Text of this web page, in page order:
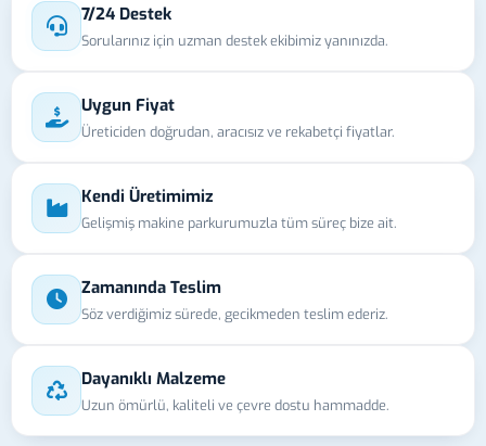
7/24 Destek
Sorularınız için uzman destek ekibimiz yanınızda.
Uygun Fiyat
Üreticiden doğrudan, aracısız ve rekabetçi fiyatlar.
Kendi Üretimimiz
Gelişmiş makine parkurumuzla tüm süreç bize ait.
Zamanında Teslim
Söz verdiğimiz sürede, gecikmeden teslim ederiz.
Dayanıklı Malzeme
Uzun ömürlü, kaliteli ve çevre dostu hammadde.